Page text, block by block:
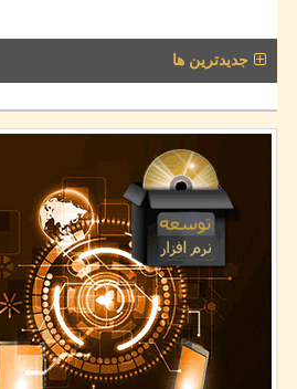
جدیدترین ها